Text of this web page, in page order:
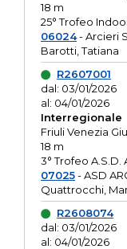
18 m
25° Trofeo
06024- Arcieri
Barotti, Tatiana
R2607001
dal: 03/01/2026
al: 04/01/2026
Interregionale
Friuli Venezia
18 m
3° Trofeo A.S.D.
07025- ASD
Quattrocchi,
R2608074
dal: 03/01/2026
al: 04/01/2026